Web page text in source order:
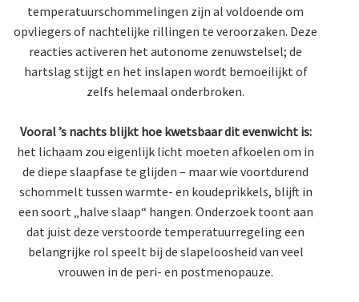
temperatuurschommelingen zijn al voldoende om
opvliegers of nachtelijke rillingen te veroorzaken. Deze
reacties activeren het autonome zenuwstelsel; de
hartslag stijgt en het inslapen wordt bemoeilijkt of
zelfs helemaal onderbroken.
Vooral ’s nachts blijkt hoe kwetsbaar dit evenwicht is:
het lichaam zou eigenlijk licht moeten afkoelen om in
de diepe slaapfase te glijden – maar wie voortdurend
schommelt tussen warmte- en koudeprikkels, blijft in
een soort „halve slaap“ hangen. Onderzoek toont aan
dat juist deze verstoorde temperatuurregeling een
belangrijke rol speelt bij de slapeloosheid van veel
vrouwen in de peri- en postmenopauze.